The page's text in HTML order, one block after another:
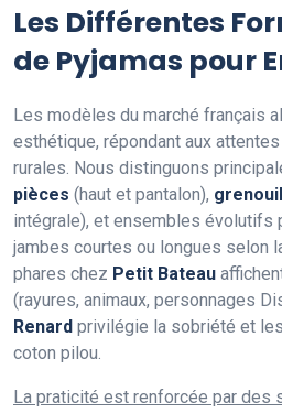
Les Différentes
de Pyjamas pour
Les modèles du marché français
esthétique, répondant aux
rurales. Nous distinguons
pièces (haut et pantalon),
intégrale), et ensembles évolutifs
jambes courtes ou longues selon
phares chez Petit Bateau
(rayures, animaux, personnages
Renard privilégie la sobriété et
coton pilou.
La praticité est renforcée par des